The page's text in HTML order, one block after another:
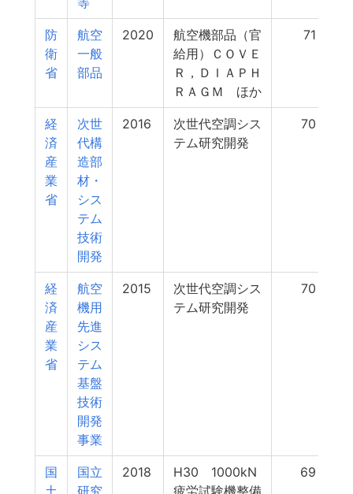
防
衛
省
航空
一般
部品
2020
航空機部品（官
給用）ＣＯＶＥ
Ｒ，ＤＩＡＰＨ
ＲＡＧＭ ほか
71
経
済
産
業
省
次世
代構
造部
材・
シス
テム
技術
開発
2016
次世代空調シス
テム研究開発
70
経
済
産
業
省
航空
機用
先進
シス
テム
基盤
技術
開発
事業
2015
次世代空調シス
テム研究開発
70
国
土
国立
研究
2018
H30 1000kN
疲労試験機整備
69